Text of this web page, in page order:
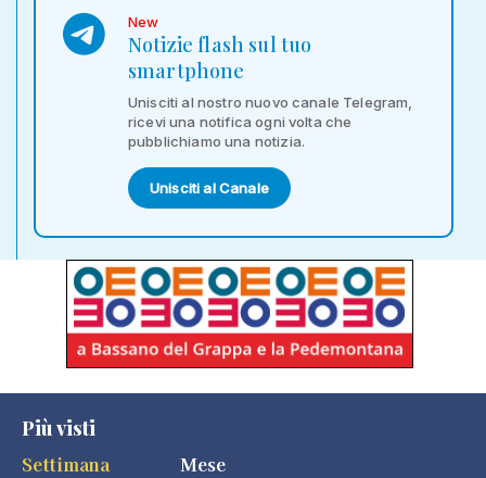
New
Notizie flash sul tuo
smartphone
Unisciti al nostro nuovo canale Telegram,
ricevi una notifica ogni volta che
pubblichiamo una notizia.
Unisciti al Canale
Più visti
Settimana
Mese